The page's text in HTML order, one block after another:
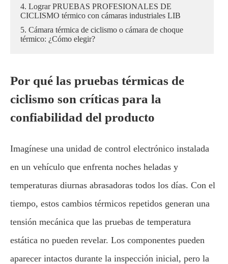
4. Lograr PRUEBAS PROFESIONALES DE
CICLISMO térmico con cámaras industriales LIB
5. Cámara térmica de ciclismo o cámara de choque
térmico: ¿Cómo elegir?
Por qué las pruebas térmicas de
ciclismo son críticas para la
confiabilidad del producto
Imagínese una unidad de control electrónico instalada
en un vehículo que enfrenta noches heladas y
temperaturas diurnas abrasadoras todos los días. Con el
tiempo, estos cambios térmicos repetidos generan una
tensión mecánica que las pruebas de temperatura
estática no pueden revelar. Los componentes pueden
aparecer intactos durante la inspección inicial, pero la